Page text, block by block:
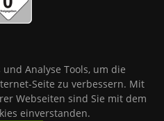
Analyse Tools, um die
Seite zu verbessern. Mit
Webseiten sind Sie mit dem
einverstanden.